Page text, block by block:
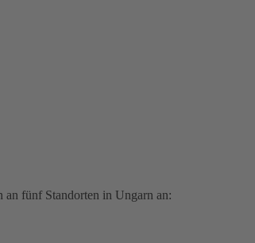
an fünf Standorten in Ungarn an: